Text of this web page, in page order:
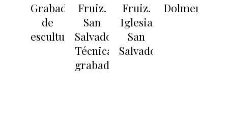
Grabados
de
escultura
Fruiz.
San
Salvador.
Técnica
grabado
Fruiz.
Iglesia
San
Salvador
Dolmen